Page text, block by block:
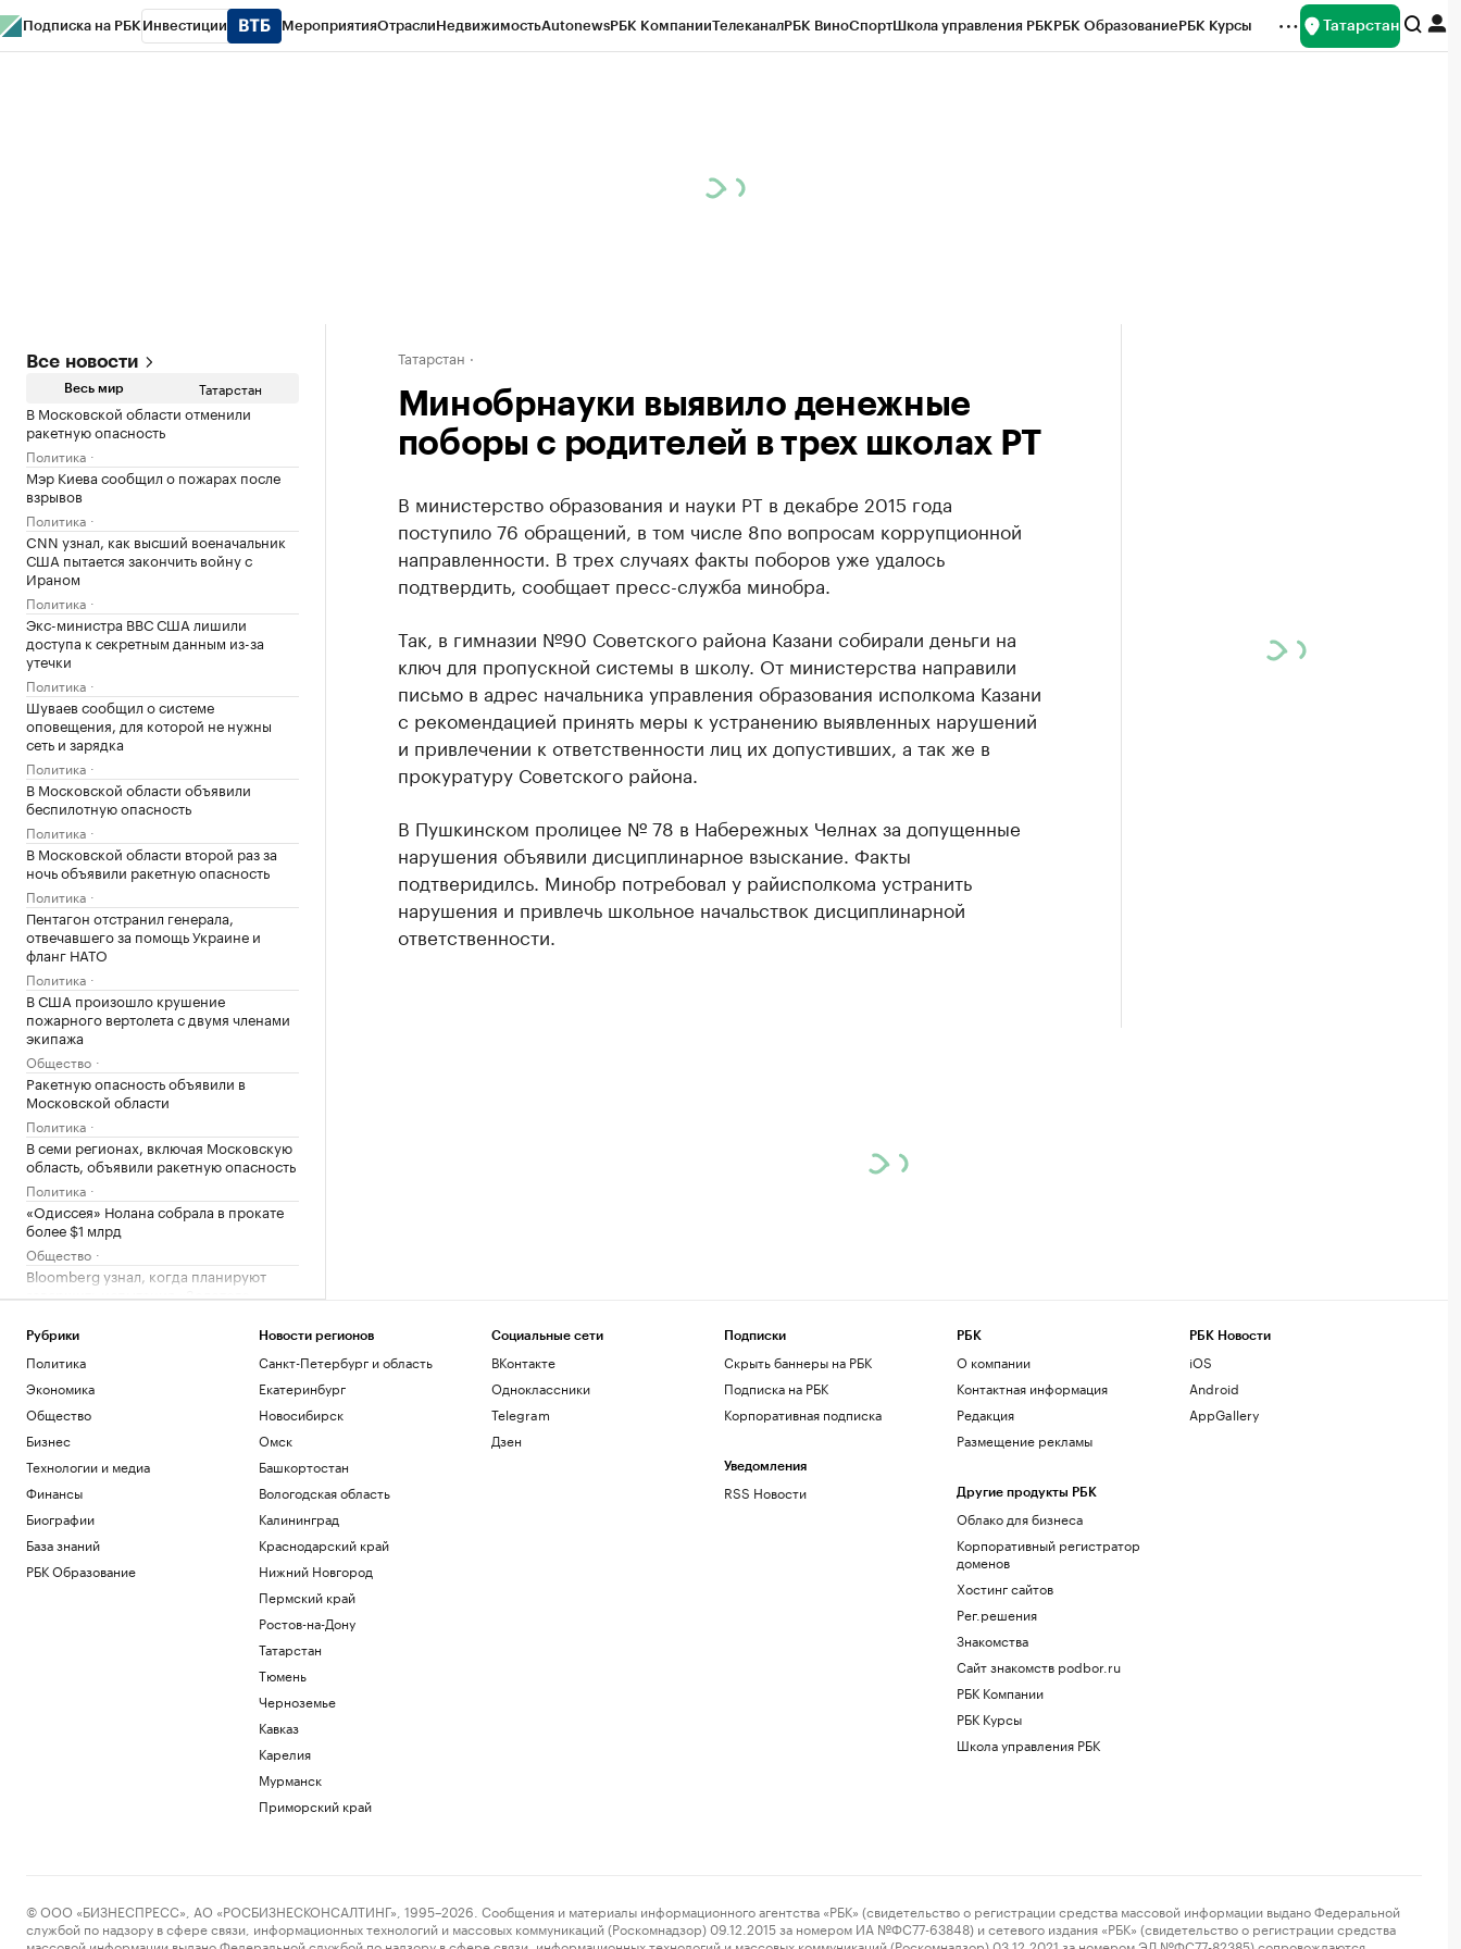
Подписка на РБК Инвестиции МероприятияОтраслиНедвижимостьAutonewsРБК КомпанииТелеканалРБК ВиноСпортШкола управления РБКРБК ОбразованиеРБК Курсы Татарстан
Все новости
Весь мир Татарстан
В Московской области отменили
ракетную опасность
Политика
Мэр Киева сообщил о пожарах после
взрывов
Политика
CNN узнал, как высший военачальник
США пытается закончить войну с
Ираном
Политика
Экс-министра ВВС США лишили
доступа к секретным данным из-за
утечки
Политика
Шуваев сообщил о системе
оповещения, для которой не нужны
сеть и зарядка
Политика
В Московской области объявили
беспилотную опасность
Политика
В Московской области второй раз за
ночь объявили ракетную опасность
Политика
Пентагон отстранил генерала,
отвечавшего за помощь Украине и
фланг НАТО
Политика
В США произошло крушение
пожарного вертолета с двумя членами
экипажа
Общество
Ракетную опасность объявили в
Московской области
Политика
В семи регионах, включая Московскую
область, объявили ракетную опасность
Политика
«Одиссея» Нолана собрала в прокате
более $1 млрд
Общество
Bloomberg узнал, когда планируют
завершить испытания «Золотого
Политика
Четыре доступных и понятных
накоплений
РБК и Сбер
Трамп попросил уйти с заседания
Госдепа раньше, чтобы «вести войну»
Испания ввела контроль на границе
для путешественников из Италии
Политика
Bloomberg узнал, что Украине грозит
Экспорт синтетических алмазов из
Китая резко вырос на фоне бума ИИ
Telegraph сообщил о выплатах УЕФА
вероятной любовнице Инфантино
Татарстан
Минобрнауки выявило денежные
поборы с родителей в трех школах РТ
В министерство образования и науки РТ в декабре 2015 года
поступило 76 обращений, в том числе 8по вопросам коррупционной
направленности. В трех случаях факты поборов уже удалось
подтвердить, сообщает пресс-служба минобра.
Так, в гимназии №90 Советского района Казани собирали деньги на
ключ для пропускной системы в школу. От министерства направили
письмо в адрес начальника управления образования исполкома Казани
с рекомендацией принять меры к устранению выявленных нарушений
и привлечении к ответственности лиц их допустивших, а так же в
прокуратуру Советского района.
В Пушкинском пролицее № 78 в Набережных Челнах за допущенные
нарушения объявили дисциплинарное взыскание. Факты
подтверидилсь. Минобр потребовал у райисполкома устранить
нарушения и привлечь школьное начальствок дисциплинарной
ответственности.
Рубрики
Политика
Экономика
Общество
Бизнес
Технологии и медиа
Финансы
Биографии
База знаний
РБК Образование
Новости регионов
Санкт-Петербург и область
Екатеринбург
Новосибирск
Омск
Башкортостан
Вологодская область
Калининград
Краснодарский край
Нижний Новгород
Пермский край
Ростов-на-Дону
Татарстан
Тюмень
Черноземье
Кавказ
Карелия
Мурманск
Приморский край
Социальные сети
ВКонтакте
Одноклассники
Telegram
Дзен
Подписки
Скрыть баннеры на РБК
Подписка на РБК
Корпоративная подписка
Уведомления
RSS Новости
РБК
О компании
Контактная информация
Редакция
Размещение рекламы
Другие продукты РБК
Облако для бизнеса
Корпоративный регистратор
доменов
Хостинг сайтов
Рег.решения
Знакомства
Сайт знакомств podbor.ru
РБК Компании
РБК Курсы
Школа управления РБК
РБК Новости
iOS
Android
AppGallery
© ООО «БИЗНЕСПРЕСС», АО «РОСБИЗНЕСКОНСАЛТИНГ», 1995–2026. Сообщения и материалы информационного агентства «РБК» (свидетельство о регистрации средства массовой информации выдано Федеральной
службой по надзору в сфере связи, информационных технологий и массовых коммуникаций (Роскомнадзор) 09.12.2015 за номером ИА №ФС77-63848) и сетевого издания «РБК» (свидетельство о регистрации средства